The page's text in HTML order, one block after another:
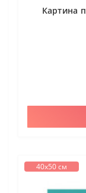
Картина
40х50 см